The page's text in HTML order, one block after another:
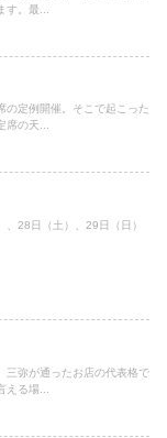
。最...
の定例開催。そこで起こった
席の天...
28日（土）、29日（日）
三弥が通ったお店の代表格で
る場...